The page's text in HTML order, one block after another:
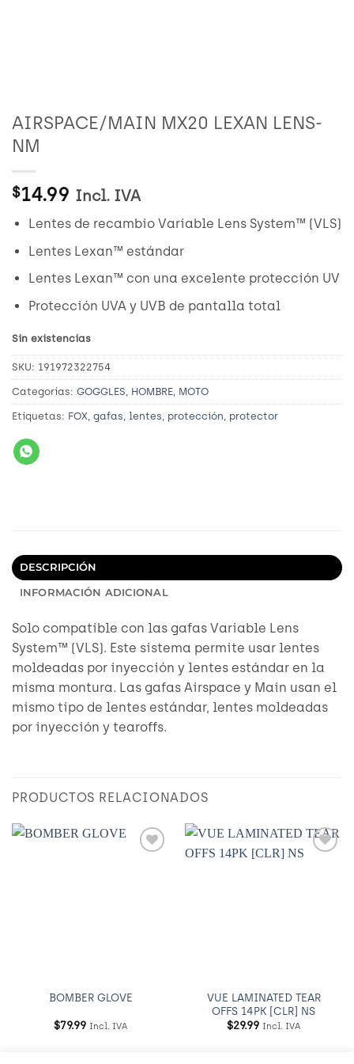
AIRSPACE/MAIN MX20 LEXAN LENS-
NM
$14.99 Incl. IVA
Lentes de recambio Variable Lens System™ (VLS)
Lentes Lexan™ estándar
Lentes Lexan™ con una excelente protección UV
Protección UVA y UVB de pantalla total
Sin existencias
SKU: 191972322754
Categorías: GOGGLES, HOMBRE, MOTO
Etiquetas: FOX, gafas, lentes, protección, protector
DESCRIPCIÓN
INFORMACIÓN ADICIONAL
Solo compatible con las gafas Variable Lens
System™ (VLS). Este sistema permite usar lentes
moldeadas por inyección y lentes estándar en la
misma montura. Las gafas Airspace y Main usan el
mismo tipo de lentes estándar, lentes moldeadas
por inyección y tearoffs.
PRODUCTOS RELACIONADOS
BOMBER GLOVE
$79.99 Incl. IVA
VUE LAMINATED TEAR
OFFS 14PK [CLR] NS
$29.99 Incl. IVA